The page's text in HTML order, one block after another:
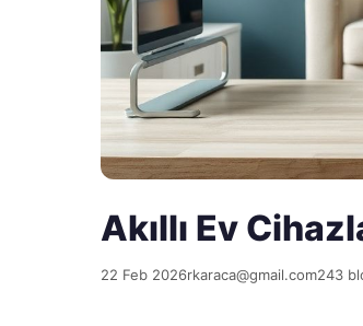
Akıllı Ev
22 Feb 2026rkaraca@gmail.com243